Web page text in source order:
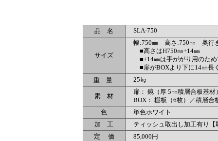
品 名 SLA-750
サイズ
幅:750㎜ 高さ:750㎜ 奥行
■高さはH750㎜+14㎜
■+14㎜は手ががり用のため
■扉がBOXより下に14㎜長
重 量 25㎏
素 材
扉： 鏡（厚 5㎜積層合板基
BOX： 棚板（6枚）／積層合
色
単色ホワイト
加 工
ティッシュ取出し加工有り【
定 価
85,000円